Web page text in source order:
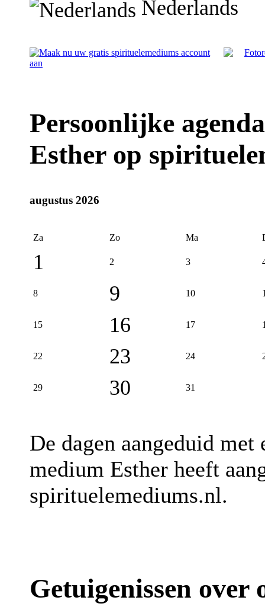
Nederlands
Persoonlijke
Esther op
augustus 2026
Za Zo Ma
1 2 3
8 9 10
15 16 17
22 23 24
29 30 31
De dagen aangeduid met
medium Esther heeft
spirituelemediums.nl.
Getuigenissen over